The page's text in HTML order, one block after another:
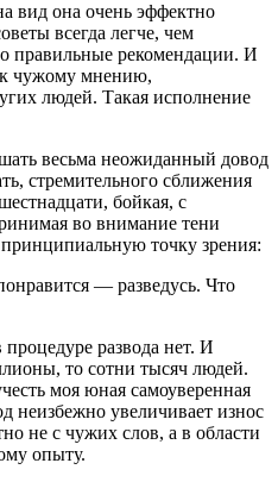
вид она очень эффектно
всегда легче, чем
правильные рекомендации. И
к чужому мнению,
людей. Такая исполнение
весьма неожиданный довод
стремительного сближения
бойкая, с
во внимание тени
точку зрения:
— разведусь. Что
развода нет. И
то сотни тысяч людей.
моя юная самоуверенная
неизбежно увеличивает износ
не с чужих слов, а в области
опыту.